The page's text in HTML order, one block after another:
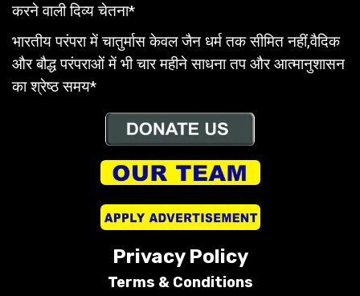
करने वाली दिव्य चेतना*
भारतीय परंपरा में चातुर्मास केवल जैन धर्म तक सीमित नहीं,वैदिक
और बौद्ध परंपराओं में भी चार महीने साधना तप और आत्मानुशासन
का श्रेष्ठ समय*
Privacy Policy
Terms & Conditions